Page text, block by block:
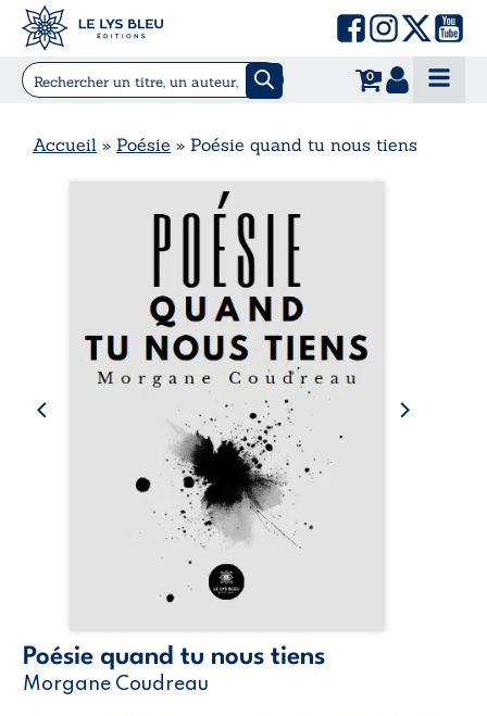
0
Accueil » Poésie » Poésie quand tu nous tiens
Poésie quand tu nous tiens
Morgane Coudreau